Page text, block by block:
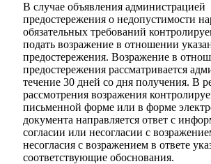
В случае объявления администрацией
предостережения о недопустимости
обязательных требований
подать возражение в отношении
предостережения. Возражение в
предостережения рассматривается
течение 30 дней со дня получения. В
рассмотрения возражения
письменной форме или в форме
документа направляется ответ с
согласии или несогласии с
несогласия с возражением в ответе
соответствующие обоснования.